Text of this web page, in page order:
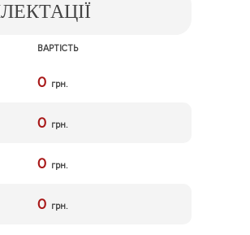
ВАРТІСТЬ
0 грн.
0 грн.
0 грн.
0 грн.